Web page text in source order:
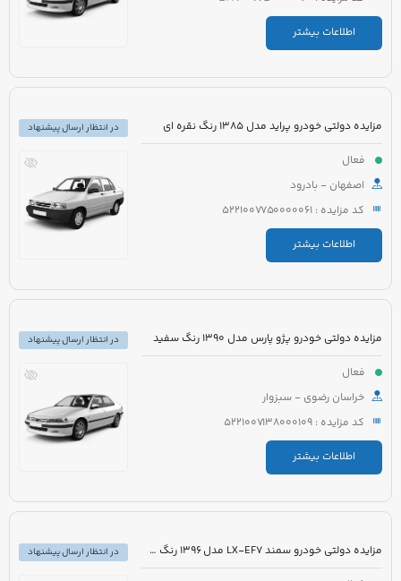
اطلاعات بیشتر
مزایده دولتی خودرو پراید مدل 1385 رنگ نقره ای
فعال
اصفهان - بادرود
کد مزایده : 5221007750000061
اطلاعات بیشتر
در انتظار ارسال پیشنهاد
مزایده دولتی خودرو پژو پارس مدل 1390 رنگ سفید
فعال
خراسان رضوی - سبزوار
کد مزایده : 5221007138000109
اطلاعات بیشتر
در انتظار ارسال پیشنهاد
مزایده دولتی خودرو سمند LX-EF7 مدل 1396 رنگ سفید
در انتظار ارسال پیشنهاد